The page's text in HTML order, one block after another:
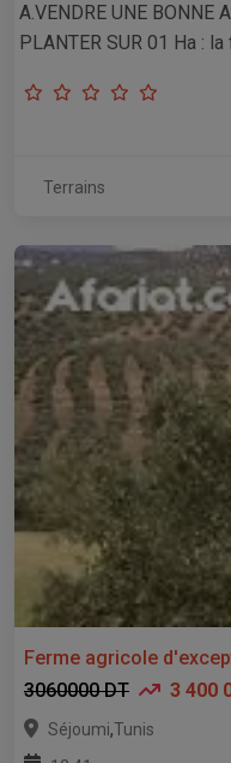
A.VENDRE UNE BONNE
PLANTER SUR 01 Ha : la
Terrains
Ferme agricole
3060000 DT
3 400
Séjoumi,Tunis